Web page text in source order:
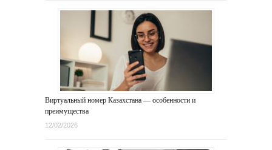
Виртуальный номер Казахстана — особенности и
преимущества
12/02/2026